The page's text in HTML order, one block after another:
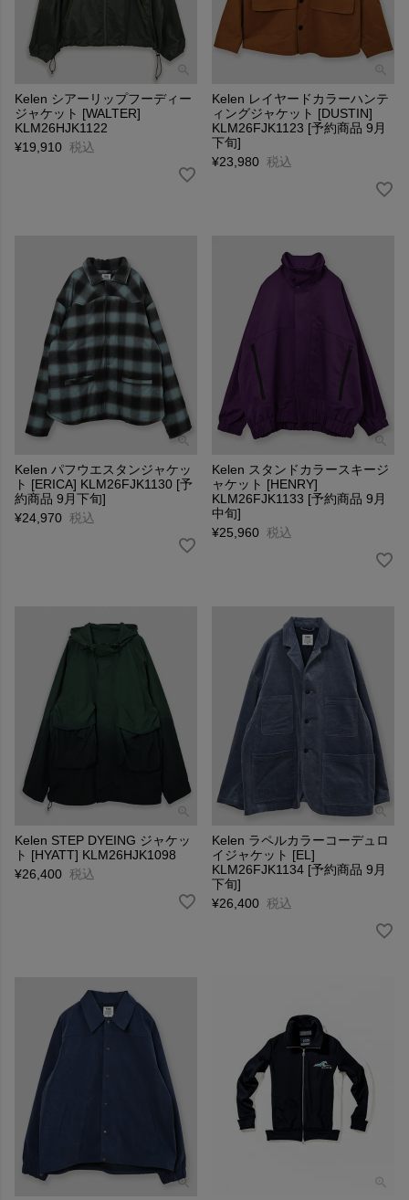
Kelen シアーリップフーディー
ジャケット [WALTER]
KLM26HJK1122
¥19,910 税込
Kelen レイヤードカラーハンテ
ィングジャケット [DUSTIN]
KLM26FJK1123 [予約商品 9月
下旬]
¥23,980 税込
Kelen パフウエスタンジャケッ
ト [ERICA] KLM26FJK1130 [予
約商品 9月下旬]
¥24,970 税込
Kelen スタンドカラースキージ
ャケット [HENRY]
KLM26FJK1133 [予約商品 9月
中旬]
¥25,960 税込
Kelen STEP DYEING ジャケッ
ト [HYATT] KLM26HJK1098
¥26,400 税込
Kelen ラペルカラーコーデュロ
イジャケット [EL]
KLM26FJK1134 [予約商品 9月
下旬]
¥26,400 税込